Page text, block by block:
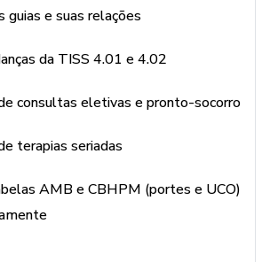
guias e suas relações
da TISS 4.01 e 4.02
consultas eletivas e pronto-socorro
terapias seriadas
AMB e CBHPM (portes e UCO)